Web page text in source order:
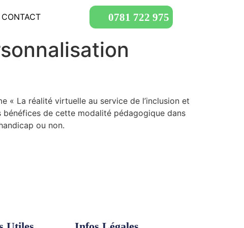
CONTACT 0781 722 975
« La réalité virtuelle au service de l’inclusion et
bénéfices de cette modalité pédagogique dans
ou non.